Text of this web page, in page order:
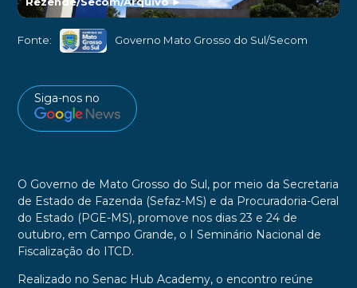
Fonte: Governo Mato Grosso do Sul/Secom
Siga-nos no
O Governo de Mato Grosso do Sul, por meio da Secretaria
de Estado de Fazenda (Sefaz-MS) e da Procuradoria-Geral
do Estado (PGE-MS), promove nos dias 23 e 24 de
outubro, em Campo Grande, o I Seminário Nacional de
Fiscalização do ITCD.
Realizado no Senac Hub Academy, o encontro reúne